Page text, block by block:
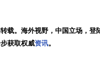
载。海外视野，中国立场，登
获取权威资讯。